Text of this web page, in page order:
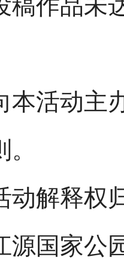
作品未
活动主
解释权
国家公